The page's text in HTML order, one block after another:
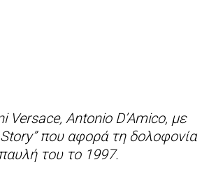
Antonio D’Amico, με
που αφορά τη δολοφονία
του το 1997.